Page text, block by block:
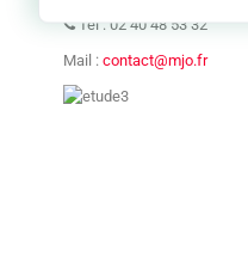
Tel : 02 40 48 53 32
Mail : contact@mjo.fr